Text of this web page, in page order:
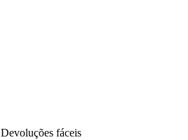
Devoluções fáceis